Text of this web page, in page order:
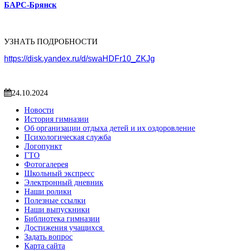
БАРС-Брянск
УЗНАТЬ ПОДРОБНОСТИ
https://disk.yandex.ru/d/swaHDFr10_ZKJg
24.10.2024
Новости
История гимназии
Об организации отдыха детей и их оздоровление
Психологическая служба
Логопункт
ГТО
Фотогалерея
Школьный экспресс
Электронный дневник
Наши ролики
Полезные ссылки
Наши выпускники
Библиотека гимназии
Достижения учащихся
Задать вопрос
Карта сайта